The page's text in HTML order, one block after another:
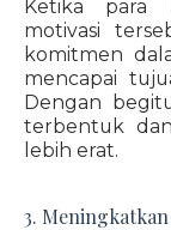
Ketika para
motivasi
komitmen
mencapai
Dengan
terbentuk
lebih erat.
3.